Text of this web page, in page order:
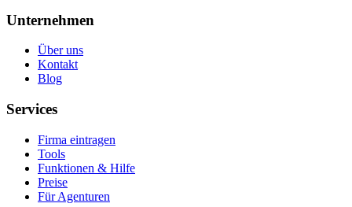
Unternehmen
Über uns
Kontakt
Blog
Services
Firma eintragen
Tools
Funktionen & Hilfe
Preise
Für Agenturen